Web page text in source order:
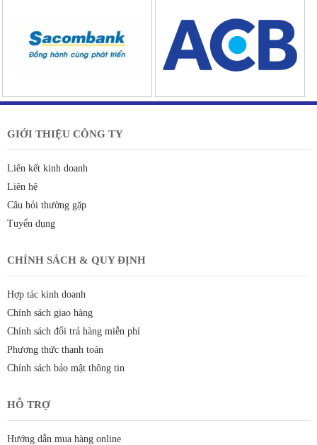
GIỚI THIỆU CÔNG TY
Liên kết kinh doanh
Liên hệ
Câu hỏi thường gặp
Tuyển dụng
CHÍNH SÁCH & QUY ĐỊNH
Hợp tác kinh doanh
Chính sách giao hàng
Chính sách đổi trả hàng miễn phí
Phương thức thanh toán
Chính sách bảo mật thông tin
HỖ TRỢ
Hướng dẫn mua hàng online